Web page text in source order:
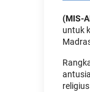
(MIS-
untuk